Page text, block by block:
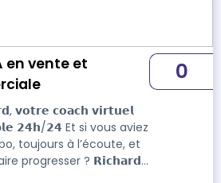
en vente et
𝘃𝗼𝘁𝗿𝗲 𝗰𝗼𝗮𝗰𝗵 𝘃𝗶𝗿𝘁𝘂𝗲𝗹
si vous aviez
toujours à l’écoute, et
progresser ? 𝗥𝗶𝗰𝗵𝗮𝗿𝗱,
0